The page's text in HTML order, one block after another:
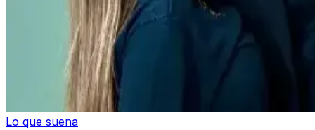
Lo que suena